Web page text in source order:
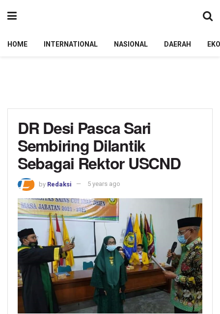
HOME INTERNATIONAL NASIONAL DAERAH
DR Desi Pasca Sari
Sembiring Dilantik
Sebagai Rektor USCND
by Redaksi 5 years ago